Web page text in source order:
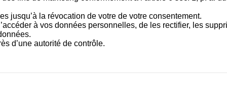
jusqu’à la révocation de votre de votre consentement.
à vos données personnelles, de les rectifier, les
d’une autorité de contrôle.